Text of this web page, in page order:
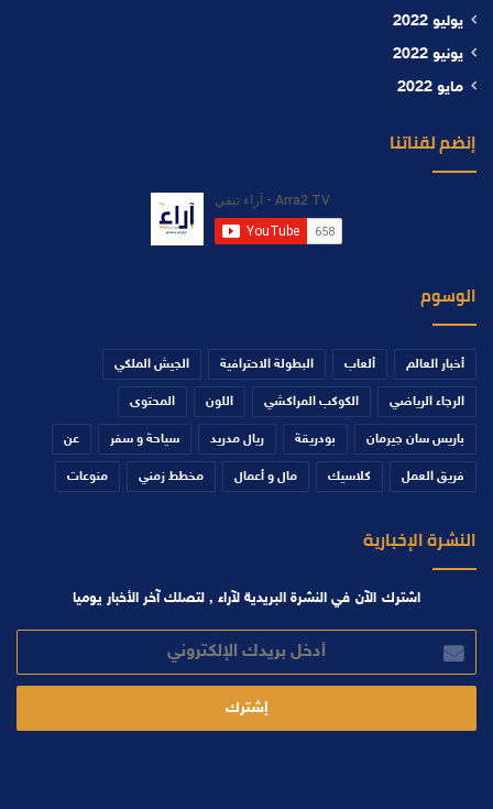
يوليو 2022
يونيو 2022
مايو 2022
إنضم لقناتنا
الوسوم
أخبار العالم ألعاب البطولة الاحترافية الجيش الملكي
الرجاء الرياضي الكوكب المراكشي اللون المحتوى
باريس سان جيرمان بودريقة ريال مدريد سياحة و سفر عن
فريق العمل كلاسيك مال و أعمال مخطط زمني منوعات
النشرة الإخبارية
اشترك الآن في النشرة البريدية لآراء , لتصلك آخر الأخبار يوميا
بريدك
الإلكتروني